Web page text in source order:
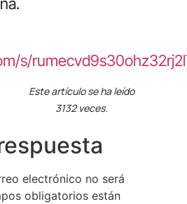
s/
Este artículo se ha leído
3132 veces.
electrónico no será
obligatorios están